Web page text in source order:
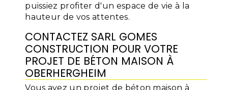
puissiez profiter d'un espace de vie à la
hauteur de vos attentes.
CONTACTEZ SARL GOMES
CONSTRUCTION POUR VOTRE
PROJET DE BÉTON MAISON À
OBERHERGHEIM
Vous avez un projet de béton maison à